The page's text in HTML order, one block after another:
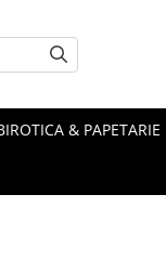
& PAPETARIE